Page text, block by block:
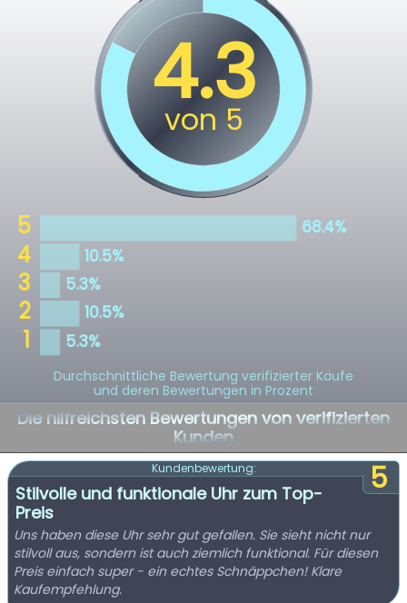
Durchschnittliche Bewertung verifizierter Käufe
und deren Bewertungen in Prozent
Die hilfreichsten Bewertungen von verifizierten
Kunden
5
Kundenbewertung:
Stilvolle und funktionale Uhr zum Top-
Preis
Uns haben diese Uhr sehr gut gefallen. Sie sieht nicht nur
stilvoll aus, sondern ist auch ziemlich funktional. Für diesen
Preis einfach super - ein echtes Schnäppchen! Klare
Kaufempfehlung.